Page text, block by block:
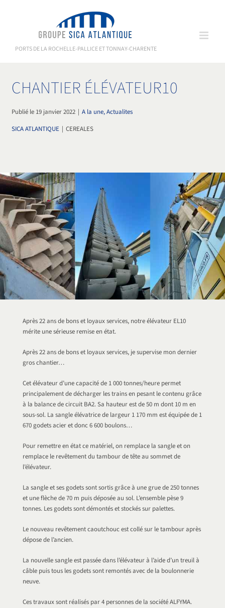
PORTS DE LA ROCHELLE-PALLICE ET TONNAY-CHARENTE
CHANTIER ÉLÉVATEUR10
Publié le 19 janvier 2022 | A la une, Actualites
SICA ATLANTIQUE | CEREALES
Après 22 ans de bons et loyaux services, notre élévateur EL10
mérite une sérieuse remise en état.
Après 22 ans de bons et loyaux services, je supervise mon dernier
gros chantier…
Cet élévateur d’une capacité de 1 000 tonnes/heure permet
principalement de décharger les trains en pesant le contenu grâce
à la balance de circuit BA2. Sa hauteur est de 50 m dont 10 m en
sous-sol. La sangle élévatrice de largeur 1 170 mm est équipée de 1
670 godets acier et donc 6 600 boulons…
Pour remettre en état ce matériel, on remplace la sangle et on
remplace le revêtement du tambour de tête au sommet de
l’élévateur.
La sangle et ses godets sont sortis grâce à une grue de 250 tonnes
et une flèche de 70 m puis déposée au sol. L’ensemble pèse 9
tonnes. Les godets sont démontés et stockés sur palettes.
Le nouveau revêtement caoutchouc est collé sur le tambour après
dépose de l’ancien.
La nouvelle sangle est passée dans l’élévateur à l’aide d’un treuil à
câble puis tous les godets sont remontés avec de la boulonnerie
neuve.
Ces travaux sont réalisés par 4 personnes de la société ALFYMA.